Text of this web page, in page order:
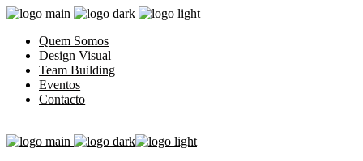
Quem Somos
Design Visual
Team Building
Eventos
Contacto